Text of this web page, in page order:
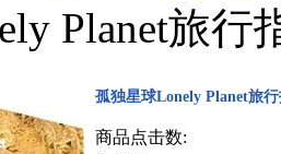
Planet旅行
孤独星球Lonely Planet旅
商品点击数: